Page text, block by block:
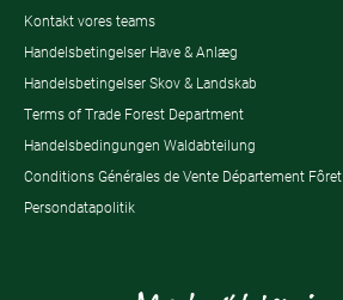
Kontakt vores teams
Handelsbetingelser Have & Anlæg
Handelsbetingelser Skov & Landskab
Terms of Trade Forest Department
Handelsbedingungen Waldabteilung
Conditions Générales de Vente Département Fôret
Persondatapolitik